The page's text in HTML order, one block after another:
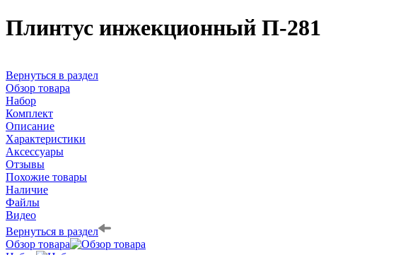
Плинтус инжекционный П-281
Вернуться в раздел
Обзор товара
Набор
Комплект
Описание
Характеристики
Аксессуары
Отзывы
Похожие товары
Наличие
Файлы
Видео
Вернуться в раздел
Обзор товара